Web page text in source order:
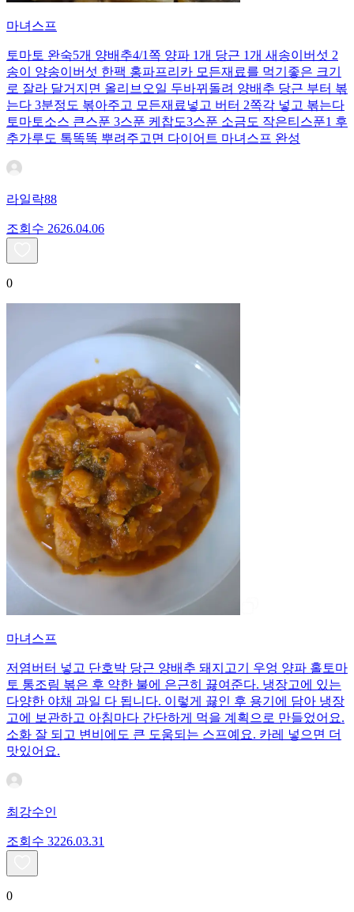
마녀스프
토마토 완숙5개 양배추4/1쪽 양파 1개 당근 1개 새송이버섯 2
송이 양송이버섯 한팩 홍파프리카 모든재료를 먹기좋은 크기
로 잘라 달거지면 올리브오일 두바뀌돌려 양배추 당근 부터 볶
는다 3분정도 볶아주고 모든재료넣고 버터 2쪽각 넣고 볶는다
토마토소스 큰스푼 3스푼 케찹도3스푼 소금도 작은티스푼1 후
추가루도 톡똑똑 뿌려주고면 다이어트 마녀스프 완성
라일락88
조회수 2626.04.06
0
마녀스프
저염버터 넣고 단호박 당근 양배추 돼지고기 우엉 양파 홀토마
토 통조림 볶은 후 약한 불에 은근히 끓여준다. 냉장고에 있는
다양한 야채 과일 다 됩니다. 이렇게 끓인 후 용기에 담아 냉장
고에 보관하고 아침마다 간단하게 먹을 계획으로 만들었어요.
소화 잘 되고 변비에도 큰 도움되는 스프예요. 카레 넣으면 더
맛있어요.
최강수인
조회수 3226.03.31
0